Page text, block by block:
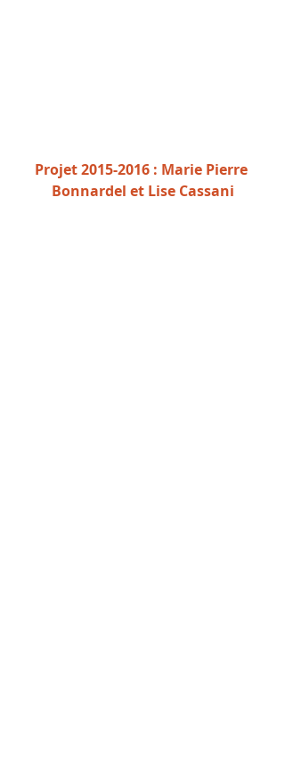
Projet 2015-2016 : Marie Pierre
Bonnardel et Lise Cassani